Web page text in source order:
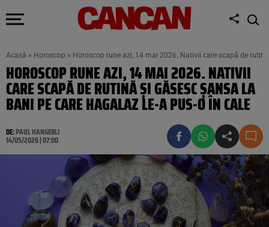
Acasă » Horoscop » Horoscop rune azi, 14 mai 2026. Nativii care scapă de
HOROSCOP RUNE AZI, 14 MAI 2026. NATIVII
CARE SCAPĂ DE RUTINĂ ȘI GĂSESC ȘANSA LA
BANI PE CARE HAGALAZ LE-A PUS-O ÎN CALE
DE:PAUL HANGERLI
14/05/2026 | 07:00